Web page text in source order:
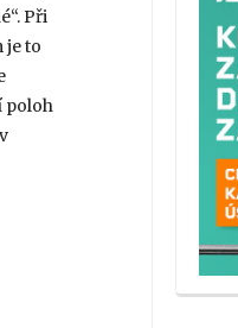
Při
je to
poloh